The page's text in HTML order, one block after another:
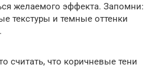
желаемого эффекта. Запомни:
текстуры и темные оттенки
считать, что коричневые тени